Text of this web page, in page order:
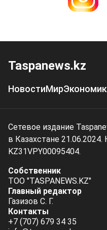
Taspanews.kz
НовостиМир
Сетевое издание
в Казахстане
KZ31VPY00095404.
Собственник
ТОО "TASPANEWS.KZ"
Главный редактор
Газизов С. Г.
Контакты
+7 (707) 679 34 35